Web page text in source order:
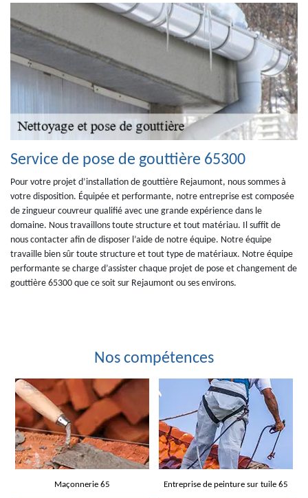
Service de pose de gouttière 65300
Pour votre projet d’installation de gouttière Rejaumont, nous sommes à
votre disposition. Équipée et performante, notre entreprise est composée
de zingueur couvreur qualifié avec une grande expérience dans le
domaine. Nous travaillons toute structure et tout matériau. Il suffit de
nous contacter afin de disposer l’aide de notre équipe. Notre équipe
travaille bien sûr toute structure et tout type de matériaux. Notre équipe
performante se charge d’assister chaque projet de pose et changement de
gouttière 65300 que ce soit sur Rejaumont ou ses environs.
Nos compétences
Maçonnerie 65 Entreprise de peinture sur tuile 65